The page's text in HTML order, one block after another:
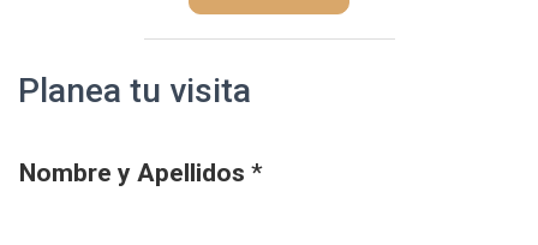
Planea tu visita
Nombre y Apellidos *